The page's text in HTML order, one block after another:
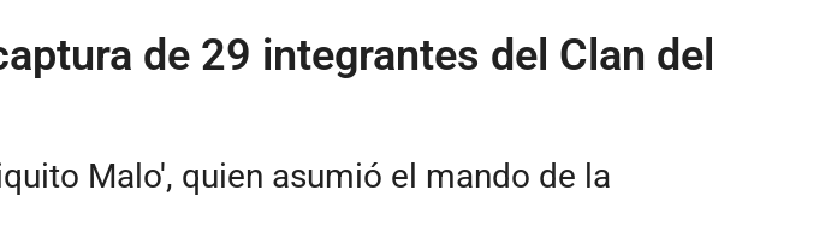
de 29 integrantes del Clan del
Malo', quien asumió el mando de la